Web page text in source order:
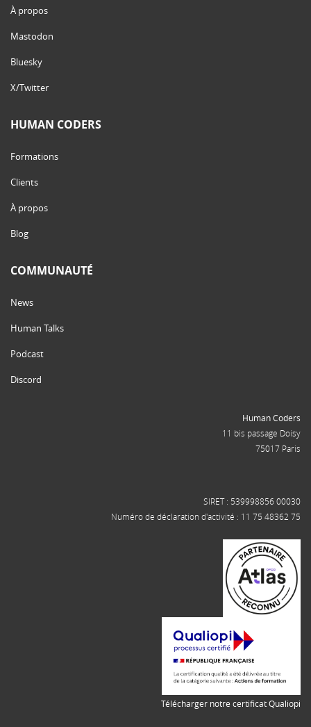
À propos
Mastodon
Bluesky
X/Twitter
HUMAN CODERS
Formations
Clients
À propos
Blog
COMMUNAUTÉ
News
Human Talks
Podcast
Discord
Human Coders
11 bis passage Doisy
75017 Paris
SIRET : 539998856 00030
Numéro de déclaration d'activité : 11 75 48362 75
Télécharger notre certificat Qualiopi